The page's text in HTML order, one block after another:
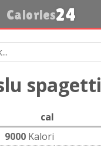
Calories24
spagetti
cal
9000 Kalori